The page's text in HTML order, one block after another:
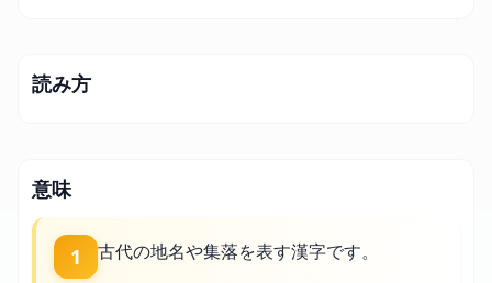
読み方
意味
1 古代の地名や集落を表す漢字です。